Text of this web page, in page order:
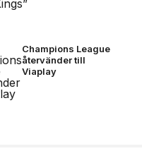
Champions League
återvänder till
Viaplay